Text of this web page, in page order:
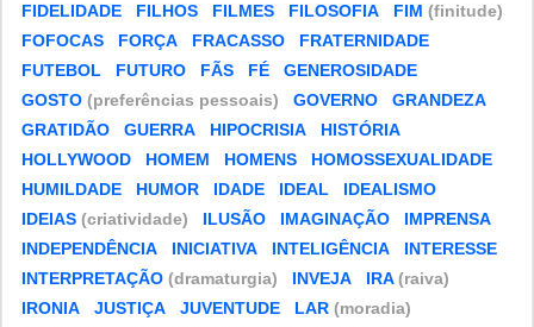
FIDELIDADE
FILHOS FILMES FILOSOFIA FIM (finitude)
FOFOCAS
FORÇA FRACASSO
FRATERNIDADE
FUTEBOL
FUTURO FÃS FÉ
GENEROSIDADE
GOSTO (preferências pessoais) GOVERNO
GRANDEZA
GRATIDÃO
GUERRA HIPOCRISIA
HISTÓRIA
HOLLYWOOD
HOMEM HOMENS
HOMOSSEXUALIDADE
HUMILDADE
HUMOR IDADE IDEAL
IDEALISMO
IDEIAS (criatividade) ILUSÃO IMAGINAÇÃO
IMPRENSA
INDEPENDÊNCIA
INICIATIVA INTELIGÊNCIA
INTERESSE
INTERPRETAÇÃO (dramaturgia) INVEJA IRA(raiva)
IRONIA
JUSTIÇA JUVENTUDE LAR (moradia)